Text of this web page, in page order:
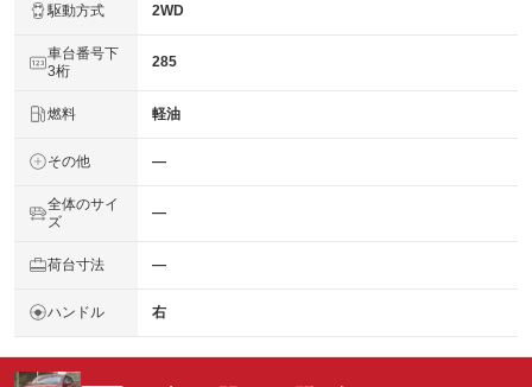
駆動方式 2WD
車台番号下
3桁
285
燃料 軽油
その他 ―
全体のサイ
ズ
―
荷台寸法 ―
ハンドル 右